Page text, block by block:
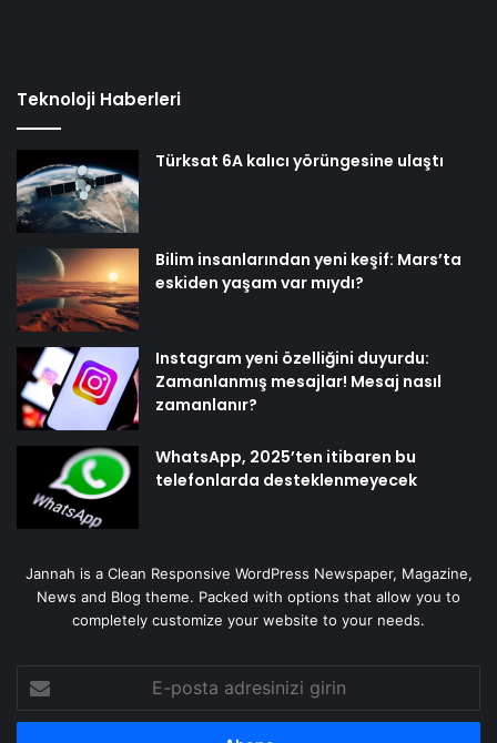
Teknoloji Haberleri
Türksat 6A kalıcı yörüngesine ulaştı
Bilim insanlarından yeni keşif: Mars’ta
eskiden yaşam var mıydı?
Instagram yeni özelliğini duyurdu:
Zamanlanmış mesajlar! Mesaj nasıl
zamanlanır?
WhatsApp, 2025’ten itibaren bu
telefonlarda desteklenmeyecek
Jannah is a Clean Responsive WordPress Newspaper, Magazine,
News and Blog theme. Packed with options that allow you to
completely customize your website to your needs.
posta
adresinizi